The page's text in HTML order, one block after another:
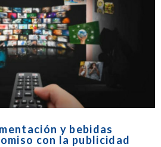
y bebidas
con la publicidad